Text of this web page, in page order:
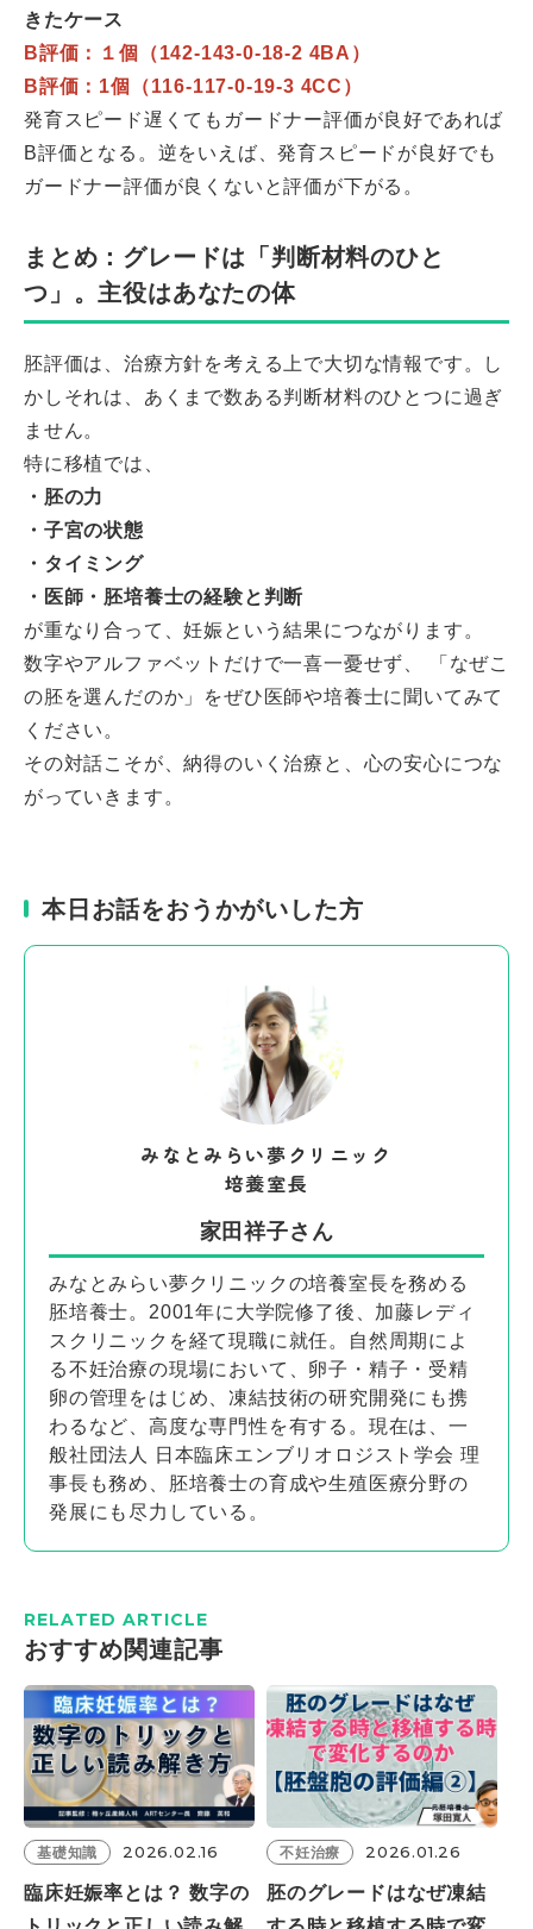
きたケース
B評価：１個（142-143-0-18-2 4BA）
B評価：1個（116-117-0-19-3 4CC）
発育スピード遅くてもガードナー評価が良好であれば
B評価となる。逆をいえば、発育スピードが良好でも
ガードナー評価が良くないと評価が下がる。
まとめ：グレードは「判断材料のひと
つ」。主役はあなたの体
胚評価は、治療方針を考える上で大切な情報です。し
かしそれは、あくまで数ある判断材料のひとつに過ぎ
ません。
特に移植では、
・胚の力
・子宮の状態
・タイミング
・医師・胚培養士の経験と判断
が重なり合って、妊娠という結果につながります。
数字やアルファベットだけで一喜一憂せず、 「なぜこ
の胚を選んだのか」をぜひ医師や培養士に聞いてみて
ください。
その対話こそが、納得のいく治療と、心の安心につな
がっていきます。
本日お話をおうかがいした方
みなとみらい夢クリニック
培養室長
家田祥子さん
みなとみらい夢クリニックの培養室長を務める
胚培養士。2001年に大学院修了後、加藤レディ
スクリニックを経て現職に就任。自然周期によ
る不妊治療の現場において、卵子・精子・受精
卵の管理をはじめ、凍結技術の研究開発にも携
わるなど、高度な専門性を有する。現在は、一
般社団法人 日本臨床エンブリオロジスト学会 理
事長も務め、胚培養士の育成や生殖医療分野の
発展にも尽力している。
RELATED ARTICLE
おすすめ関連記事
基礎知識 2026.02.16
臨床妊娠率とは？ 数字の
不妊治療 2026.01.26
胚のグレードはなぜ凍結